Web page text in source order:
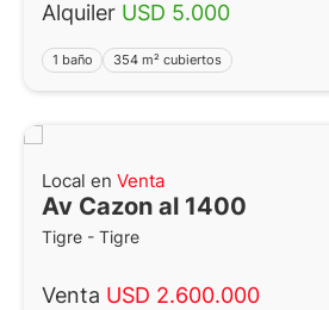
Alquiler USD 5.000
1 baño 354 m² cubiertos
Local en Venta
Av Cazon al 1400
Tigre - Tigre
Venta USD 2.600.000